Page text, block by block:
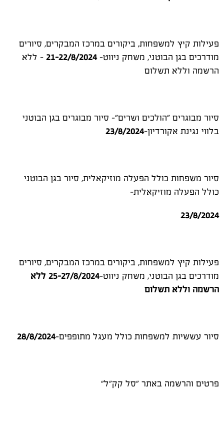
פעילות קיץ למשפחות, ביקורים במרכז המבקרים, סיורים
מודרכים בגן הבוטני, משחק ניווט-21-22/8/2024 – ללא
הרשמה וללא תשלום
סיור מבוגרים "הולכים ושרים"- סיור מבוגרים בגן הבוטני
בלווי נגינת אקורדיון-23/8/2024
סיור משפחות כולל הפעלה מוזיקאלית, סיור בגן הבוטני
כולל הפעלה מוזיקאלית-
23/8/2024
פעילות קיץ למשפחות, ביקורים במרכז המבקרים, סיורים
מודרכים בגן הבוטני, משחק ניווט-
25-27/8/2024 ללא
הרשמה וללא תשלום
סיור עששיות למשפחות כולל מעגל מתופפים-28/8/2024
פרטים והרשמה באתר "סל קק"ל"